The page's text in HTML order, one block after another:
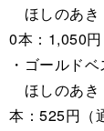
ほしのあき
0本：1,050円
・ゴールド
ほしのあき
本：525円（